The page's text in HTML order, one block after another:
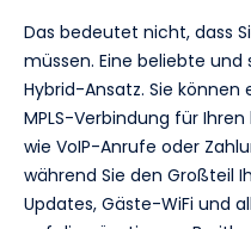
Das bedeutet nicht, dass
müssen. Eine beliebte
Hybrid-Ansatz. Sie können
MPLS-Verbindung für
wie VoIP-Anrufe oder
während Sie den Großteil
Updates, Gäste-WiFi und